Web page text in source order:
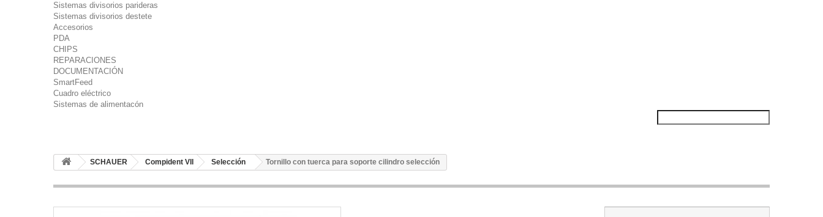
Sistemas divisorios parideras
Sistemas divisorios destete
Accesorios
PDA
CHIPS
REPARACIONES
DOCUMENTACIÓN
SmartFeed
Cuadro eléctrico
Sistemas de alimentacón
SCHAUER Compident VII Selección Tornillo con tuerca para soporte cilindro selección